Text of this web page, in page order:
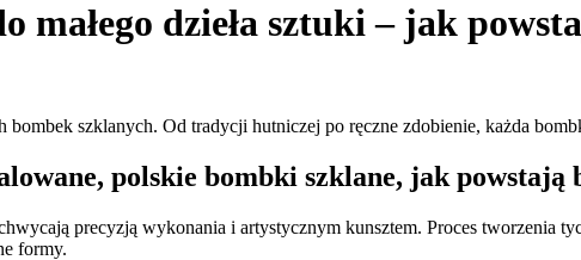
małego dzieła sztuki – jak
szklanych. Od tradycji hutniczej po ręczne zdobienie, każda
polskie bombki szklane, jak
precyzją wykonania i artystycznym kunsztem. Proces tworzenia
formy.